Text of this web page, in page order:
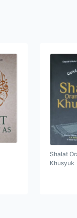
Shalat
Khusyuk